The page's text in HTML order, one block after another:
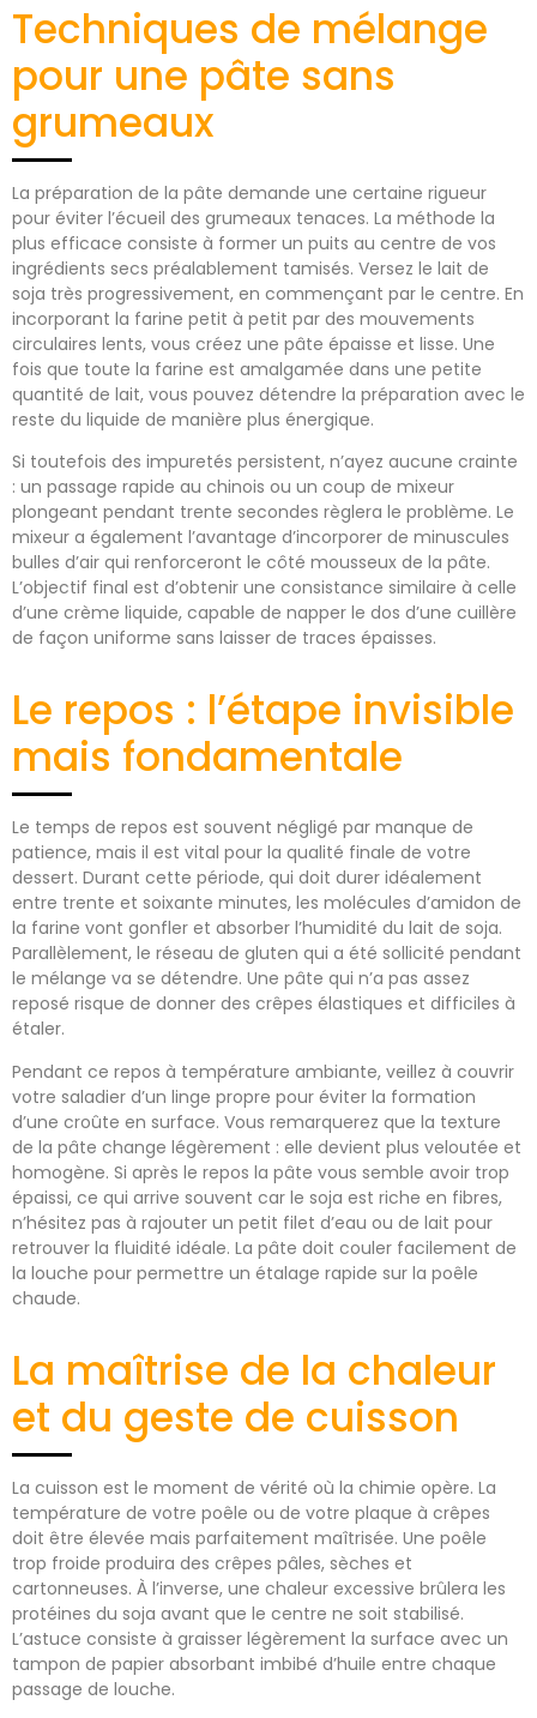
Techniques de mélange
pour une pâte sans
grumeaux
La préparation de la pâte demande une certaine rigueur
pour éviter l’écueil des grumeaux tenaces. La méthode la
plus efficace consiste à former un puits au centre de vos
ingrédients secs préalablement tamisés. Versez le lait de
soja très progressivement, en commençant par le centre. En
incorporant la farine petit à petit par des mouvements
circulaires lents, vous créez une pâte épaisse et lisse. Une
fois que toute la farine est amalgamée dans une petite
quantité de lait, vous pouvez détendre la préparation avec le
reste du liquide de manière plus énergique.
Si toutefois des impuretés persistent, n’ayez aucune crainte
: un passage rapide au chinois ou un coup de mixeur
plongeant pendant trente secondes règlera le problème. Le
mixeur a également l’avantage d’incorporer de minuscules
bulles d’air qui renforceront le côté mousseux de la pâte.
L’objectif final est d’obtenir une consistance similaire à celle
d’une crème liquide, capable de napper le dos d’une cuillère
de façon uniforme sans laisser de traces épaisses.
Le repos : l’étape invisible
mais fondamentale
Le temps de repos est souvent négligé par manque de
patience, mais il est vital pour la qualité finale de votre
dessert. Durant cette période, qui doit durer idéalement
entre trente et soixante minutes, les molécules d’amidon de
la farine vont gonfler et absorber l’humidité du lait de soja.
Parallèlement, le réseau de gluten qui a été sollicité pendant
le mélange va se détendre. Une pâte qui n’a pas assez
reposé risque de donner des crêpes élastiques et difficiles à
étaler.
Pendant ce repos à température ambiante, veillez à couvrir
votre saladier d’un linge propre pour éviter la formation
d’une croûte en surface. Vous remarquerez que la texture
de la pâte change légèrement : elle devient plus veloutée et
homogène. Si après le repos la pâte vous semble avoir trop
épaissi, ce qui arrive souvent car le soja est riche en fibres,
n’hésitez pas à rajouter un petit filet d’eau ou de lait pour
retrouver la fluidité idéale. La pâte doit couler facilement de
la louche pour permettre un étalage rapide sur la poêle
chaude.
La maîtrise de la chaleur
et du geste de cuisson
La cuisson est le moment de vérité où la chimie opère. La
température de votre poêle ou de votre plaque à crêpes
doit être élevée mais parfaitement maîtrisée. Une poêle
trop froide produira des crêpes pâles, sèches et
cartonneuses. À l’inverse, une chaleur excessive brûlera les
protéines du soja avant que le centre ne soit stabilisé.
L’astuce consiste à graisser légèrement la surface avec un
tampon de papier absorbant imbibé d’huile entre chaque
passage de louche.